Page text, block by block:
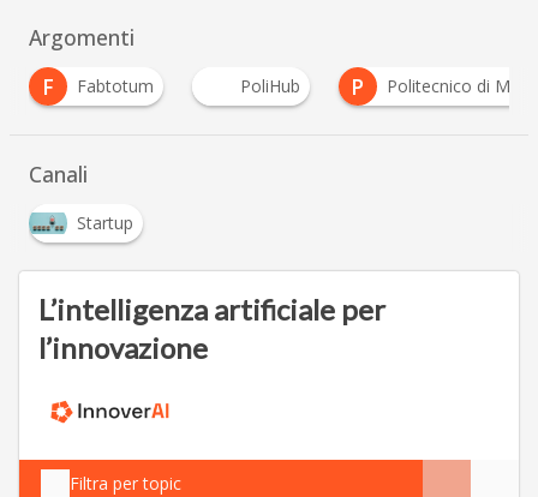
Argomenti
PoliHub P Politecnico di Milano
Startup
Canali
Startup
L’intelligenza artificiale per
l’innovazione
Filtra per topic